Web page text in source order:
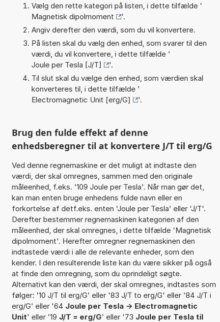
Vælg den rette kategori på listen, i dette tilfælde '
Magnetisk dipolmoment
'.
Angiv derefter den værdi, som du vil konvertere.
På listen skal du vælg den enhed, som svarer til den
værdi, du vil konvertere, i dette tilfælde '
Joule per Tesla [J/T]
'.
Til slut skal du vælge den enhed, som værdien skal
konverteres til, i dette tilfælde '
Electromagnetic Unit [erg/G]
'.
Brug den fulde effekt af denne
enhedsberegner til at konvertere J/T til erg/G
Ved denne regnemaskine er det muligt at indtaste den
værdi, der skal omregnes, sammen med den originale
måleenhed, f.eks. '109 Joule per Tesla'. Når man gør det,
kan man enten bruge enhedens fulde navn eller en
forkortelse af detf.eks. enten 'Joule per Tesla' eller 'J/T'.
Derefter bestemmer regnemaskinen kategorien af den
måleenhed, der skal omregnes, i dette tilfælde 'Magnetisk
dipolmoment'. Herefter omregner regnemaskinen den
indtastede værdi i alle de relevante enheder, som den
kender. I den resulterende liste kan du være sikker på også
at finde den omregning, som du oprindeligt søgte.
Alternativt kan den værdi, der skal omregnes, indtastes som
følger: '10 J/T til erg/G' eller '83 J/T to erg/G' eller '84 J/T i
erg/G' eller '64 Joule per Tesla -> Electromagnetic
Unit' eller '19 J/T = erg/G' eller '73 Joule per Tesla til